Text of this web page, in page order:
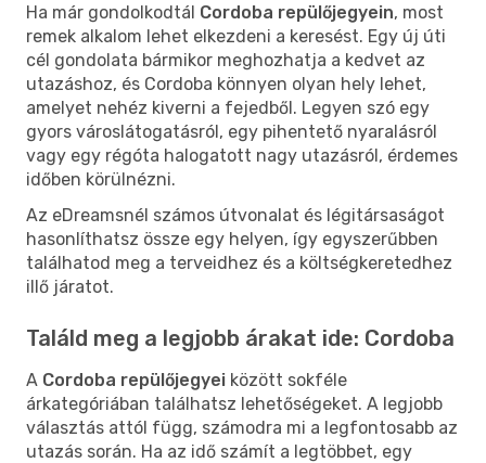
Ha már gondolkodtál Cordoba repülőjegyein, most
remek alkalom lehet elkezdeni a keresést. Egy új úti
cél gondolata bármikor meghozhatja a kedvet az
utazáshoz, és Cordoba könnyen olyan hely lehet,
amelyet nehéz kiverni a fejedből. Legyen szó egy
gyors városlátogatásról, egy pihentető nyaralásról
vagy egy régóta halogatott nagy utazásról, érdemes
időben körülnézni.
Az eDreamsnél számos útvonalat és légitársaságot
hasonlíthatsz össze egy helyen, így egyszerűbben
találhatod meg a terveidhez és a költségkeretedhez
illő járatot.
Találd meg a legjobb árakat ide: Cordoba
A Cordoba repülőjegyei között sokféle
árkategóriában találhatsz lehetőségeket. A legjobb
választás attól függ, számodra mi a legfontosabb az
utazás során. Ha az idő számít a legtöbbet, egy